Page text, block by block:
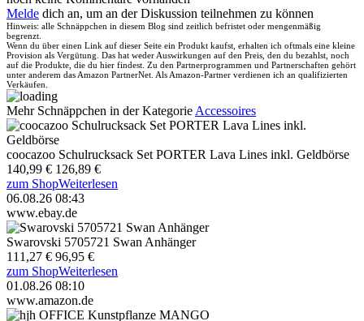
Melde dich an, um an der Diskussion teilnehmen zu können
Hinweis: alle Schnäppchen in diesem Blog sind zeitlich befristet oder mengenmäßig
begrenzt.
Wenn du über einen Link auf dieser Seite ein Produkt kaufst, erhalten ich oftmals eine kleine
Provision als Vergütung. Das hat weder Auswirkungen auf den Preis, den du bezahlst, noch
auf die Produkte, die du hier findest. Zu den Partnerprogrammen und Partnerschaften gehört
unter anderem das Amazon PartnerNet. Als Amazon-Partner verdienen ich an qualifizierten
Verkäufen.
Mehr Schnäppchen in der Kategorie Accessoires
coocazoo Schulrucksack Set PORTER Lava Lines inkl. Geldbörse
140,99 € 126,89 €
zum ShopWeiterlesen
06.08.26 08:43
www.ebay.de
Swarovski 5705721 Swan Anhänger
111,27 € 96,95 €
zum ShopWeiterlesen
01.08.26 08:10
www.amazon.de